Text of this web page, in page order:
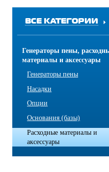
ВСЕ КАТЕГОРИИ
Генераторы пены,
материалы и аксессуары
Генераторы пены
Насадки
Опции
Основания (базы)
Расходные материалы и
аксессуары